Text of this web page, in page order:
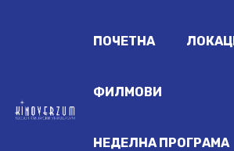
ПОЧЕТНА
ФИЛМОВИ
НЕДЕЛНА ПРОГРАМА